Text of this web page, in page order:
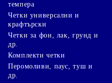
темпера
Четки универсални и
крафтърски
Четки за фон, лак, грунд и
др.
Комплекти четки
Перомоливи, паус, туш и
др.